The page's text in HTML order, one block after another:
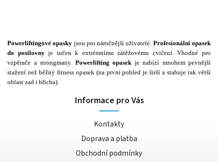
Powerliftingové opasky jsou pro náročnější uživatelé. Profesionální opasek
do posilovnyje určen k extrémnímu zátěžovému cvičení. Vhodné pro
vzpěrače a strongmany. Powerlifting opasekje nabízí mnohem pevnější
stažení než běžný fitness opasek (na první pohled je širší a stahuje tak větší
oblast zad i břicha).
Informace pro Vás
Kontakty
Doprava a platba
Obchodní podmínky